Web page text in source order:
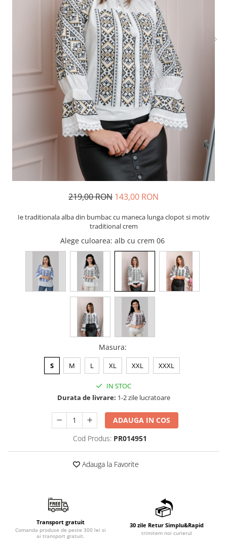
219,00 RON 143,00 RON
Ie traditionala alba din bumbac cu maneca lunga clopot si motiv
traditional crem
Alege culoarea: alb cu crem 06
Masura:
S M L XL XXL XXXL
IN STOC
Durata de livrare: 1-2 zile lucratoare
ADAUGA IN COS
Cod Produs: PR014951
Adauga la Favorite
Transport gratuit
Comanda produse de peste 300 lei si
ai transport gratuit.
30 zile Retur Simplu&Rapid
trimitem noi curierul